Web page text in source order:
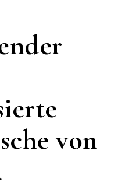
von